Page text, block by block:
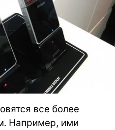
все более
Например, ими